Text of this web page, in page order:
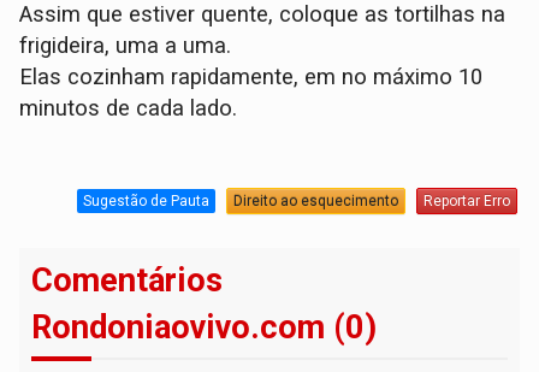
Assim que estiver quente, coloque as tortilhas na
frigideira, uma a uma.
Elas cozinham rapidamente, em no máximo 10
minutos de cada lado.
Sugestão de Pauta Direito ao esquecimento Reportar Erro
Comentários
Rondoniaovivo.com (0)